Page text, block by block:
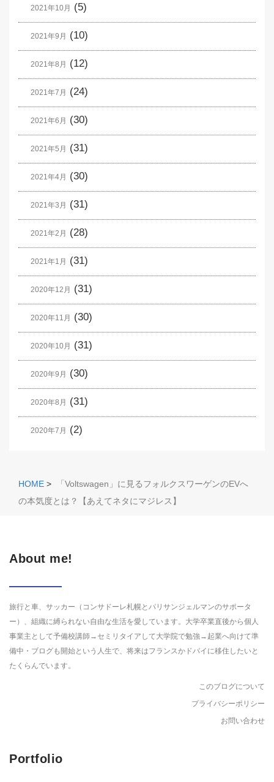
2021年10月 (5)
2021年9月 (10)
2021年8月 (12)
2021年7月 (24)
2021年6月 (30)
2021年5月 (31)
2021年4月 (30)
2021年3月 (31)
2021年2月 (28)
2021年1月 (31)
2020年12月 (31)
2020年11月 (30)
2020年10月 (31)
2020年9月 (30)
2020年8月 (31)
2020年7月 (2)
HOME >
「Voltswagen」に見るフォルクスワーゲンのEVへ
の本気度とは？【あえてネタにマジレス】
About me!
旅行と車、サッカー（コンサドーレ札幌とパリサンジェルマンのサポータ
ー）、組織に縛られない自由な生活を愛しています。大学卒業直後から個人
事業主として予備校講師→セミリタイアして大学院で勉強→起業へ向けて準
備中・ブログも開始という人生で、将来はフランスかドバイに移住したいと
たくらんでいます。
このブログについて
プライバシーポリシー
お問い合わせ
Portfolio